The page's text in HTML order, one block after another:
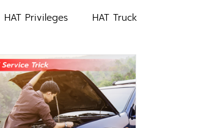
HAT Privileges HAT Truck